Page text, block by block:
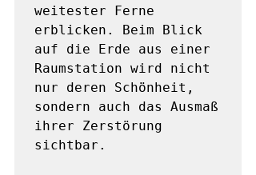
weitester Ferne
erblicken. Beim Blick
auf die Erde aus einer
Raumstation wird nicht
nur deren Schönheit,
sondern auch das Ausmaß
ihrer Zerstörung
sichtbar.